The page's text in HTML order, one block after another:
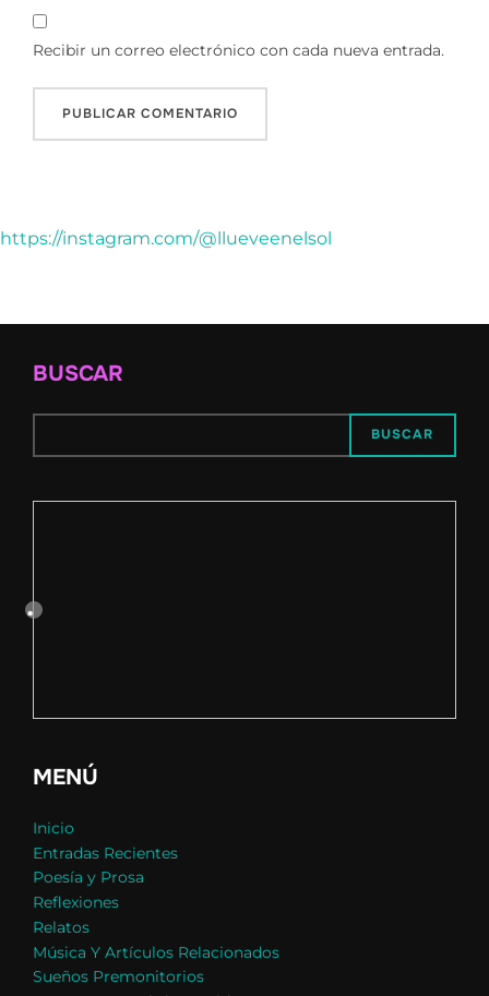
Recibir un correo electrónico con cada nueva entrada.
https://instagram.com/@llueveenelsol
BUSCAR
BUSCAR
MENÚ
Inicio
Entradas Recientes
Poesía y Prosa
Reflexiones
Relatos
Música Y Artículos Relacionados
Sueños Premonitorios